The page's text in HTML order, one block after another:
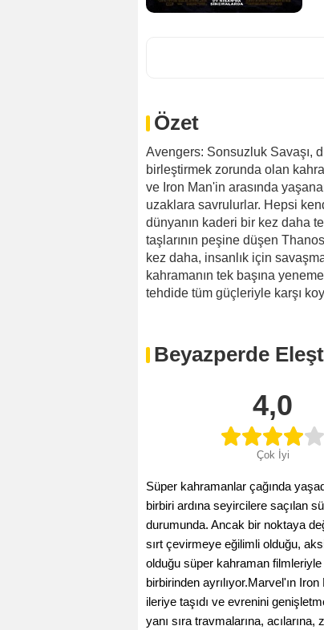
Özet
Avengers: Sonsuzluk Savaşı,
birleştirmek zorunda olan
ve Iron Man'in arasında
uzaklara savrulurlar. Hepsi
dünyanın kaderi bir kez daha
taşlarının peşine düşen
kez daha, insanlık için
kahramanın tek başına
tehdide tüm güçleriyle karşı
Beyazperde
4,0
Çok İyi
Süper kahramanlar çağında
birbiri ardına seyircilere saçılan
durumunda. Ancak bir noktaya
sırt çevirmeye eğilimli olduğu,
olduğu süper kahraman filmleriyle
birbirinden ayrılıyor.Marvel'ın
ileriye taşıdı ve evrenini
yanı sıra travmalarına,